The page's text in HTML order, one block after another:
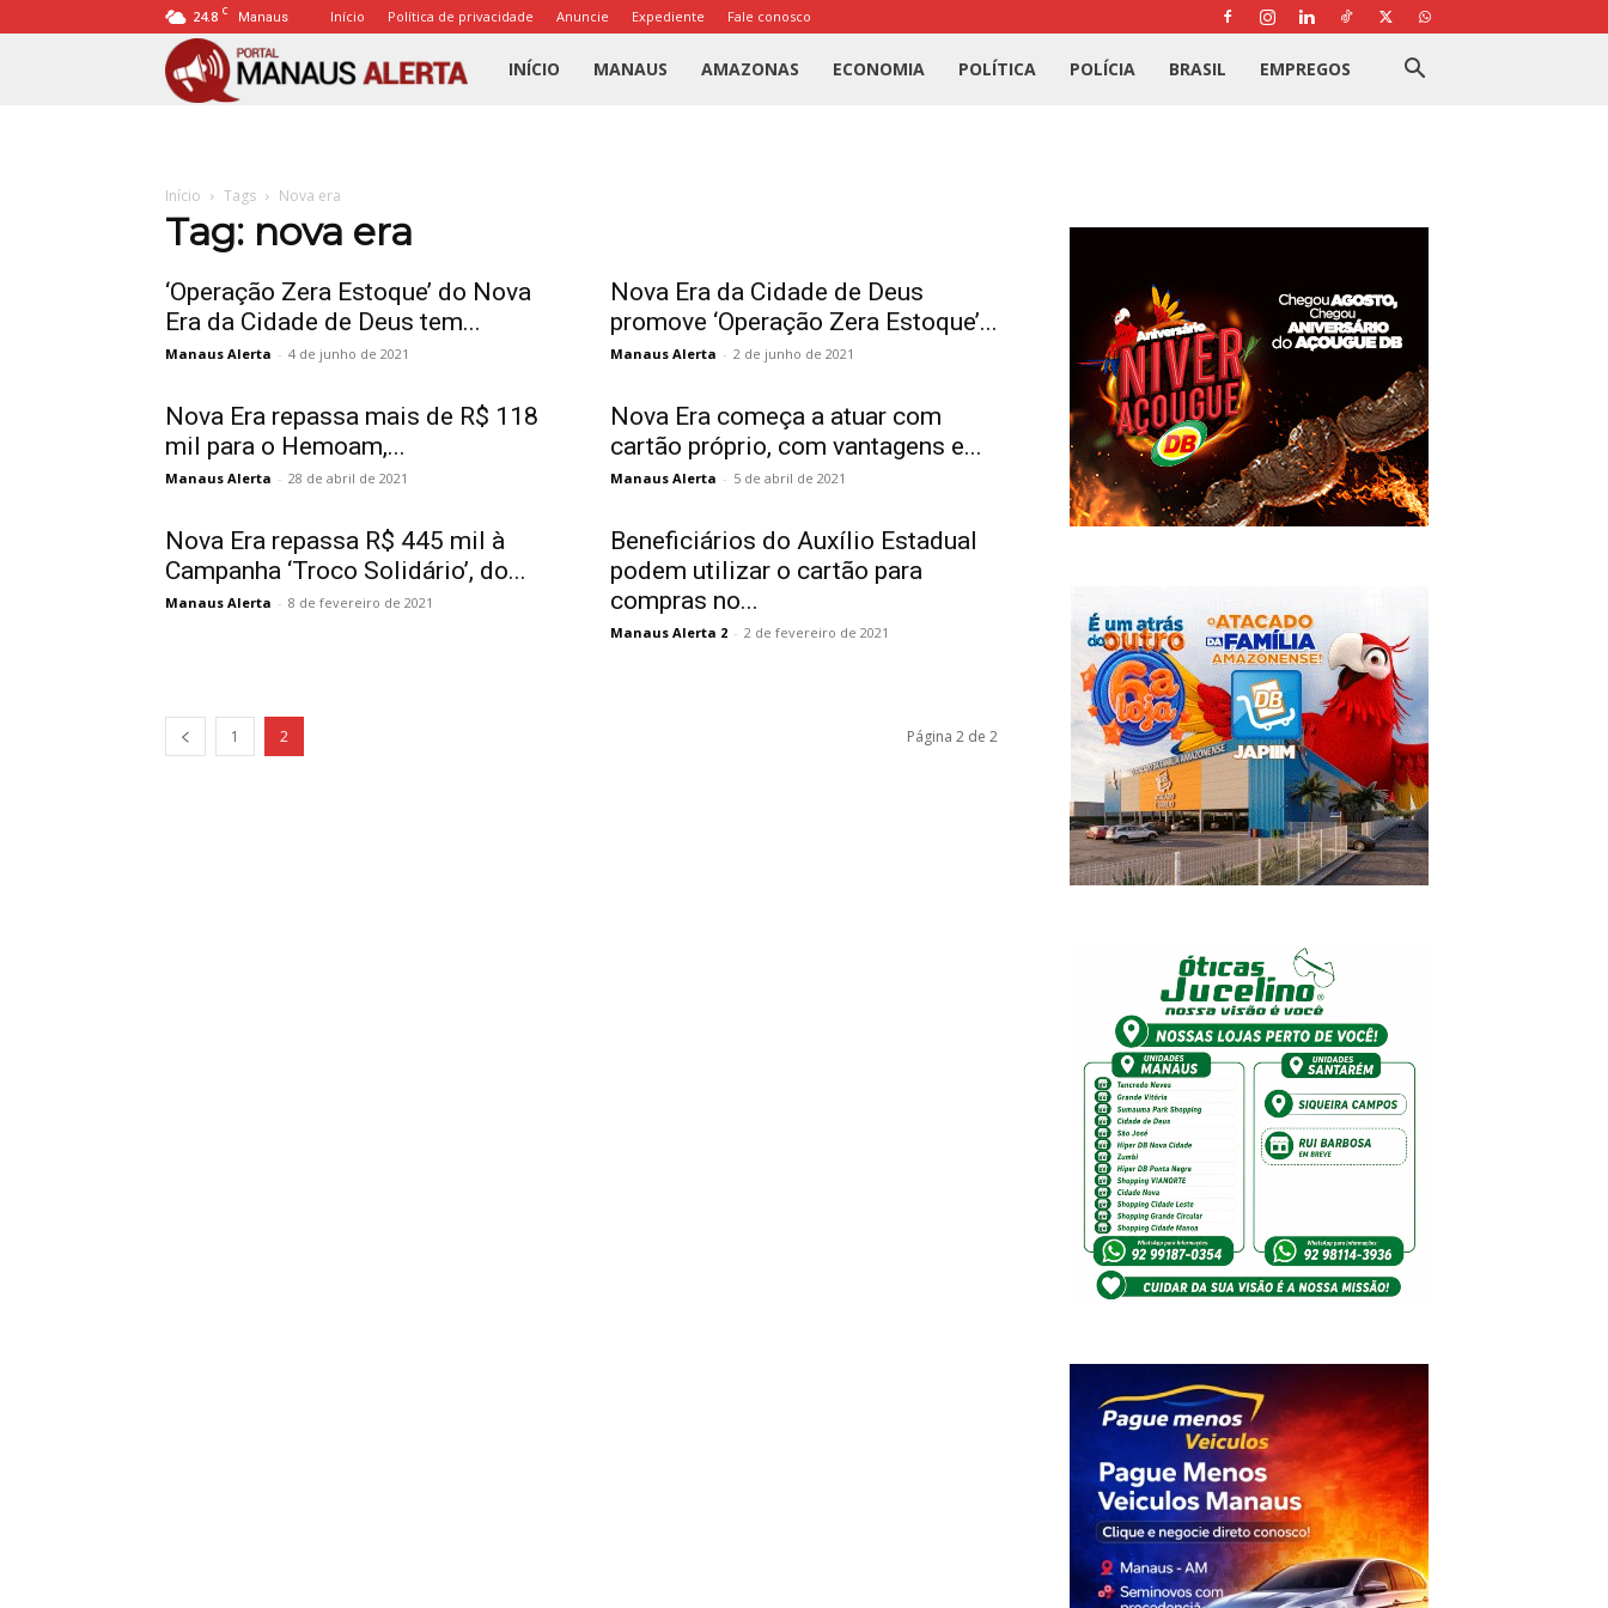
24.8 C Manaus Início Política de privacidade Anuncie Expediente Fale conosco
Portal
INÍCIO MANAUS AMAZONAS ECONOMIA POLÍTICA POLÍCIA BRASIL EMPREGOS
Início Tags Nova era
Tag: nova era
‘Operação Zera Estoque’ do Nova
Era da Cidade de Deus tem...
Manaus Alerta - 4 de junho de 2021
Nova Era da Cidade de Deus
promove ‘Operação Zera Estoque’...
Manaus Alerta - 2 de junho de 2021
Nova Era repassa mais de R$ 118
mil para o Hemoam,...
Manaus Alerta - 28 de abril de 2021
Nova Era começa a atuar com
cartão próprio, com vantagens e...
Manaus Alerta - 5 de abril de 2021
Nova Era repassa R$ 445 mil à
Campanha ‘Troco Solidário’, do...
Manaus Alerta - 8 de fevereiro de 2021
Beneficiários do Auxílio Estadual
podem utilizar o cartão para
compras no...
Manaus Alerta 2 - 2 de fevereiro de 2021
1 2 Página 2 de 2